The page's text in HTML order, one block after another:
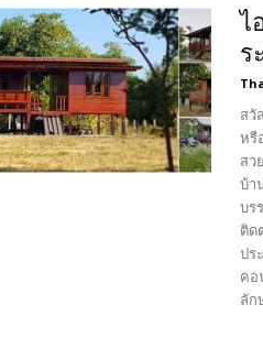
ไ
ร
สวั
หรื
สว
บ้า
บร
ติด
ปร
คอ
ลัก